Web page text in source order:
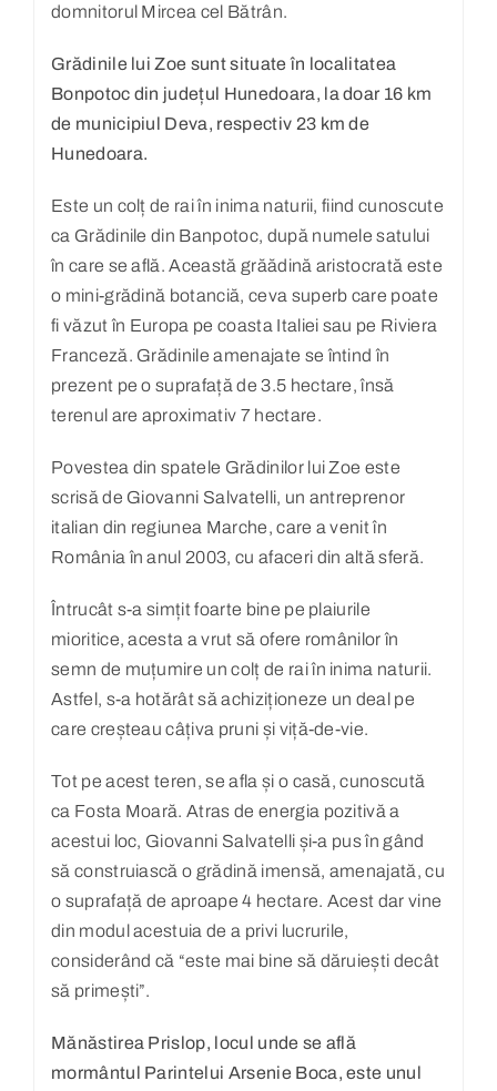
domnitorul Mircea cel Bătrân.
Grădinile lui Zoe sunt situate în localitatea
Bonpotoc din județul Hunedoara, la doar 16 km
de municipiul Deva, respectiv 23 km de
Hunedoara.
Este un colț de rai în inima naturii, fiind cunoscute
ca Grădinile din Banpotoc, după numele satului
în care se află. Această grăădină aristocrată este
o mini-grădină botanciă, ceva superb care poate
fi văzut în Europa pe coasta Italiei sau pe Riviera
Franceză. Grădinile amenajate se întind în
prezent pe o suprafață de 3.5 hectare, însă
terenul are aproximativ 7 hectare.
Povestea din spatele Grădinilor lui Zoe este
scrisă de Giovanni Salvatelli, un antreprenor
italian din regiunea Marche, care a venit în
România în anul 2003, cu afaceri din altă sferă.
Întrucât s-a simțit foarte bine pe plaiurile
mioritice, acesta a vrut să ofere românilor în
semn de muțumire un colț de rai în inima naturii.
Astfel, s-a hotărât să achiziționeze un deal pe
care creșteau câțiva pruni și viță-de-vie.
Tot pe acest teren, se afla și o casă, cunoscută
ca Fosta Moară. Atras de energia pozitivă a
acestui loc, Giovanni Salvatelli și-a pus în gând
să construiască o grădină imensă, amenajată, cu
o suprafață de aproape 4 hectare. Acest dar vine
din modul acestuia de a privi lucrurile,
considerând că “este mai bine să dăruiești decât
să primești”.
Mănăstirea Prislop, locul unde se află
mormântul Parintelui Arsenie Boca, este unul